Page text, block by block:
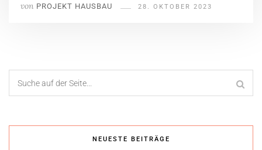
von PROJEKT HAUSBAU 28. OKTOBER 2023
NEUESTE BEITRÄGE